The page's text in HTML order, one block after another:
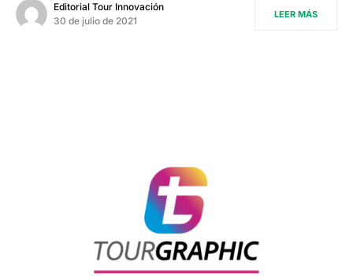
Editorial Tour Innovación
30 de julio de 2021
LEER MÁS